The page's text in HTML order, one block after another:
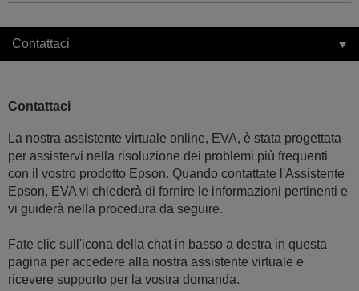
Contattaci
Contattaci
La nostra assistente virtuale online, EVA, è stata progettata
per assistervi nella risoluzione dei problemi più frequenti
con il vostro prodotto Epson. Quando contattate l'Assistente
Epson, EVA vi chiederà di fornire le informazioni pertinenti e
vi guiderà nella procedura da seguire.
Fate clic sull'icona della chat in basso a destra in questa
pagina per accedere alla nostra assistente virtuale e
ricevere supporto per la vostra domanda.